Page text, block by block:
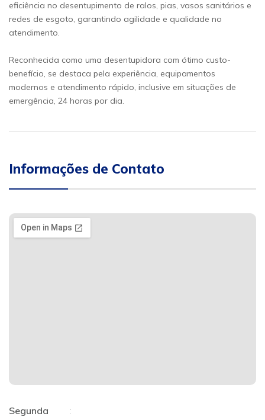
eficiência no desentupimento de ralos, pias, vasos sanitários e
redes de esgoto, garantindo agilidade e qualidade no
atendimento.
Reconhecida como uma desentupidora com ótimo custo-
benefício, se destaca pela experiência, equipamentos
modernos e atendimento rápido, inclusive em situações de
emergência, 24 horas por dia.
Informações de Contato
Segunda
: